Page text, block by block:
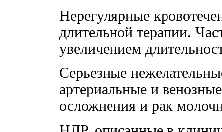
Нерегулярные
длительной терапии.
увеличением
Серьезные
артериальные и
осложнения и рак